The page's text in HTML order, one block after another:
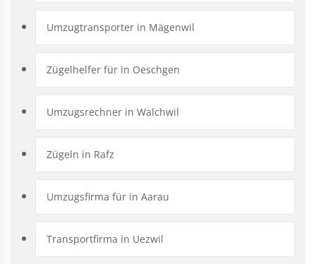
Umzugtransporter in Mägenwil
Zügelhelfer für in Oeschgen
Umzugsrechner in Walchwil
Zügeln in Rafz
Umzugsfirma für in Aarau
Transportfirma in Uezwil